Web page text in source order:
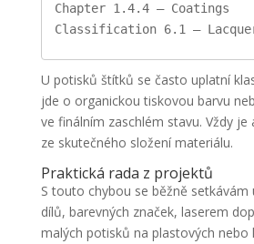
Chapter 1.4.4 – Coatings
Classification 6.1 –
U potisků štítků se často uplatní
jde o organickou tiskovou barvu
ve finálním zaschlém stavu. Vždy je
ze skutečného složení materiálu.
Praktická rada z projektů
S touto chybou se běžně
dílů, barevných značek, laserem
malých potisků na plastových nebo